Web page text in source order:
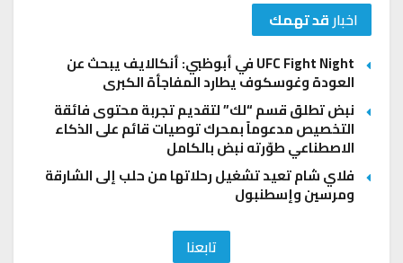
اخبارقد تهمك
UFC Fight Night في أبوظبي: أنكالايف يبحث عن
العودة وغوسكوف يطارد المفاجأة الكبرى
نبض تطلق قسم “لك” لتقديم تجربة محتوى فائقة
التخصيص مدعوماً بمحرك توصيات قائم على الذكاء
الاصطناعي طوّرته نبض بالكامل
فلاي شام تعيد تشغيل رحلاتها من حلب إلى الشارقة
ومرسين وإسطنبول
تابعنا